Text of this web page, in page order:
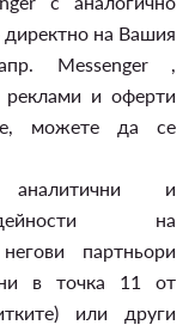
на Вашия
Messenger ,
реклами и оферти
можете да се
и
на
партньори
в точка 11 от
или други